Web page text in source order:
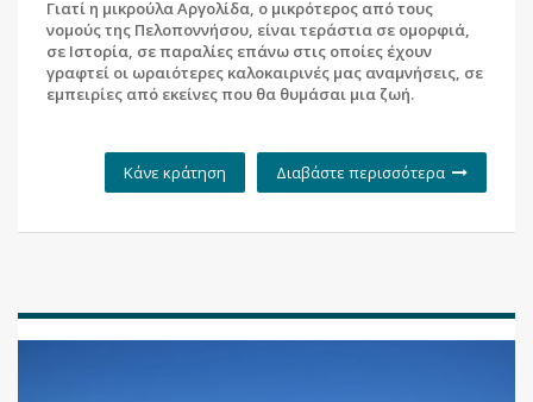
Γιατί η μικρούλα Αργολίδα, ο μικρότερος από τους
νομούς της Πελοποννήσου, είναι τεράστια σε ομορφιά,
σε Ιστορία, σε παραλίες επάνω στις οποίες έχουν
γραφτεί οι ωραιότερες καλοκαιρινές μας αναμνήσεις, σε
εμπειρίες από εκείνες που θα θυμάσαι μια ζωή.
Διαβάστε περισσότερα
Κάνε κράτηση